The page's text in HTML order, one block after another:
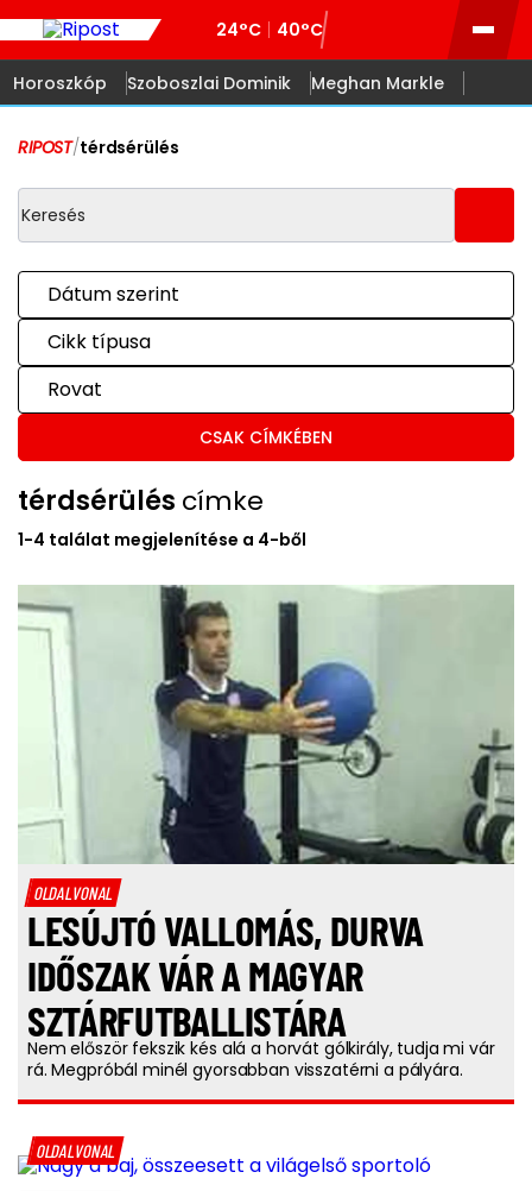
24°C 40°C
Horoszkóp Szoboszlai Dominik Meghan Markle
RIPOST/térdsérülés
Dátum szerint
Cikk típusa
Rovat
CSAK CÍMKÉBEN
térdsérülés címke
1-4 találat megjelenítése a 4-ből
OLDALVONAL
LESÚJTÓ VALLOMÁS, DURVA
IDŐSZAK VÁR A MAGYAR
SZTÁRFUTBALLISTÁRA
Nem először fekszik kés alá a horvát gólkirály, tudja mi vár
rá. Megpróbál minél gyorsabban visszatérni a pályára.
OLDALVONAL